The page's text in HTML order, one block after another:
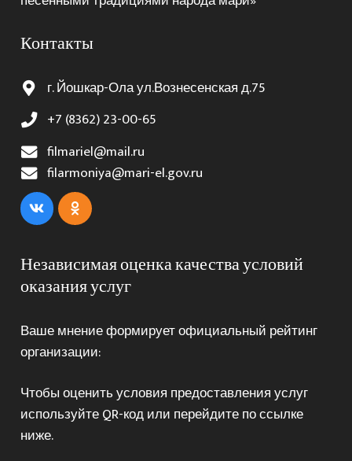
Контакты
г. Йошкар-Ола ул.Вознесенская д.75
+7 (8362) 23-00-65
filmariel@mail.ru
filarmoniya@mari-el.gov.ru
Независимая оценка качества условий
оказания услуг
Ваше мнение формирует официальный рейтинг
организации:
Чтобы оценить условия предоставления услуг
используйте QR-код или перейдите по ссылке
ниже.